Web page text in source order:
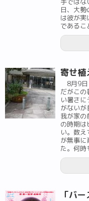
日、大
は彼が実
であるこ
寄せ植
8月9日
だがこの
い暑さ
がない
我が家の
の時期は
い。数
が無事に
た。何時
「バ